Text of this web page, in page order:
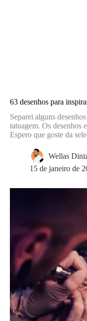
63 desenhos para
Separei alguns
tatuagem. Os desenhos
Espero que goste da
Wellas
15 de janeiro de